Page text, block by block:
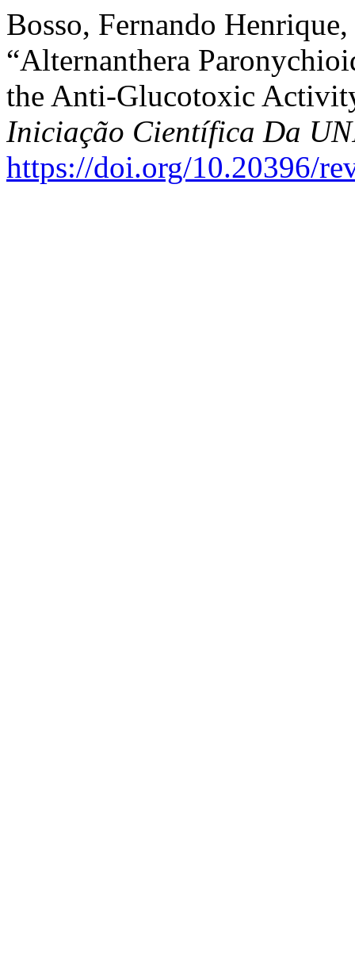
Bosso, Fernando
“Alternanthera
the Anti-Glucotoxic
Iniciação Científica Da
https://doi.org/10.20396/